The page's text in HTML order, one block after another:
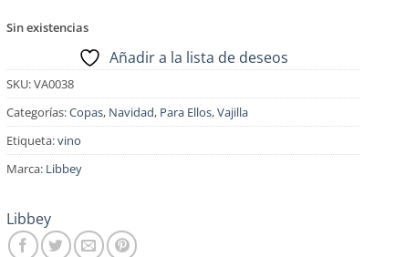
Sin existencias
Añadir a la lista de deseos
SKU:VA0038
Categorías:Copas, Navidad, Para Ellos,Vajilla
Etiqueta:vino
Marca: Libbey
Libbey